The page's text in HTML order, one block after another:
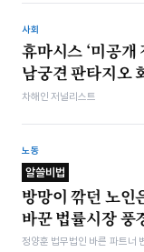
사회
휴마시스 ‘미공개
남궁견 판타지오
차해인 저널리스트
노동
알쓸비법
방망이 깎던 노
바꾼 법률시장 풍
정양훈 법무법인 바른 파트너